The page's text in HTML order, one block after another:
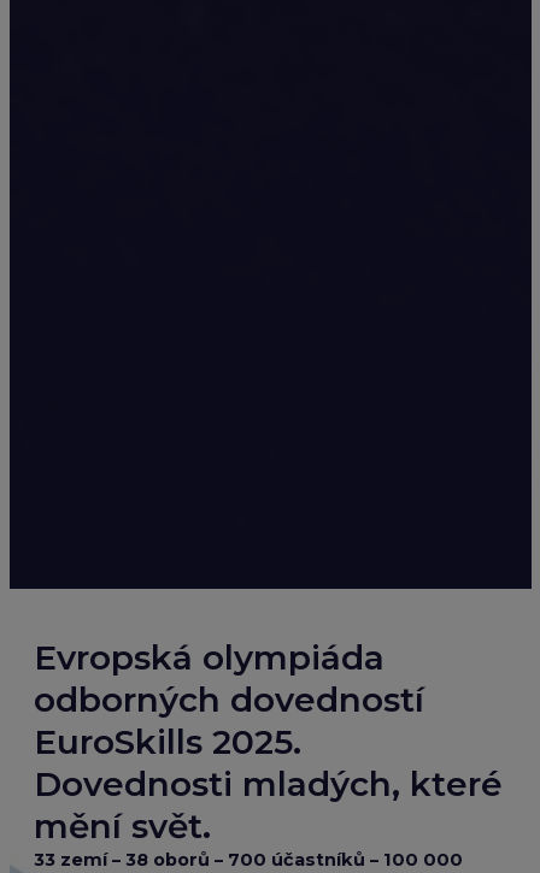
Evropská olympiáda
odborných dovedností
EuroSkills 2025.
Dovednosti mladých, které
mění svět.
33 zemí – 38 oborů – 700 účastníků – 100 000